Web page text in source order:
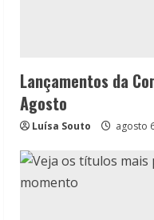
Lançamentos da
Agosto
Luísa Souto agosto